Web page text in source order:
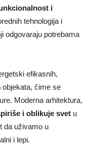
i
tehnologija i
odgovaraju potrebama
efikasnih,
objekata, čime se
Moderna arhitektura,
i oblikuje svet u
da uživamo u
i lepi.